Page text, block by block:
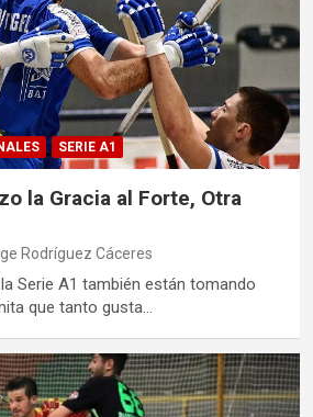
SERIE A1
la Gracia al Forte, Otra
Rodríguez Cáceres
Serie A1 también están tomando
que tanto gusta…